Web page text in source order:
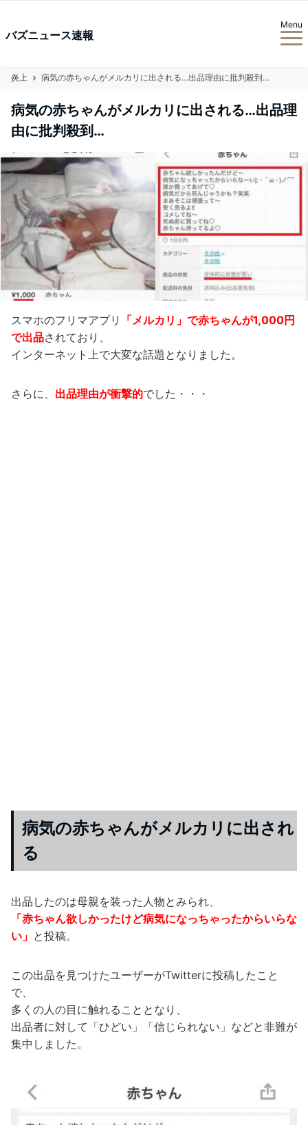
バズニュース速報
Menu
炎上 病気の赤ちゃんがメルカリに出される…出品理由に批判殺到…
病気の赤ちゃんがメルカリに出される…出品理
由に批判殺到…
スマホのフリマアプリ
「メルカリ」で赤ちゃんが1,000円
で出品されており、
インターネット上で大変な話題となりました。
さらに、 出品理由が衝撃的でした・・・
病気の赤ちゃんがメルカリに出され
る
出品したのは母親を装った人物とみられ、
「赤ちゃん欲しかったけど病気になっちゃったからいらな
い」 と投稿。
この出品を見つけたユーザーがTwitterに投稿したこと
で、
多くの人の目に触れることとなり、
出品者に対して「ひどい」「信じられない」などと非難が
集中しました。